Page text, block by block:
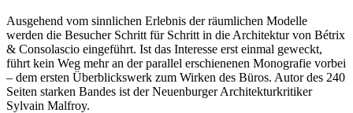
Ausgehend vom sinnlichen Erlebnis der räumlichen Modelle
werden die Besucher Schritt für Schritt in die Architektur von Bétrix
& Consolascio eingeführt. Ist das Interesse erst einmal geweckt,
führt kein Weg mehr an der parallel erschienenen Monografie vorbei
– dem ersten Überblickswerk zum Wirken des Büros. Autor des 240
Seiten starken Bandes ist der Neuenburger Architekturkritiker
Sylvain Malfroy.